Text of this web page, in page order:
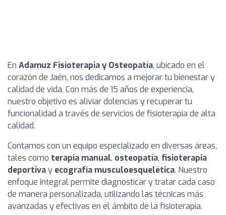
En Adamuz Fisioterapia y Osteopatía, ubicado en el
corazón de Jaén, nos dedicamos a mejorar tu bienestar y
calidad de vida. Con más de 15 años de experiencia,
nuestro objetivo es aliviar dolencias y recuperar tu
funcionalidad a través de servicios de fisioterapia de alta
calidad.
Contamos con un equipo especializado en diversas áreas,
tales como terapia manual, osteopatía, fisioterapia
deportivay ecografía musculoesquelética. Nuestro
enfoque integral permite diagnosticar y tratar cada caso
de manera personalizada, utilizando las técnicas más
avanzadas y efectivas en el ámbito de la fisioterapia.